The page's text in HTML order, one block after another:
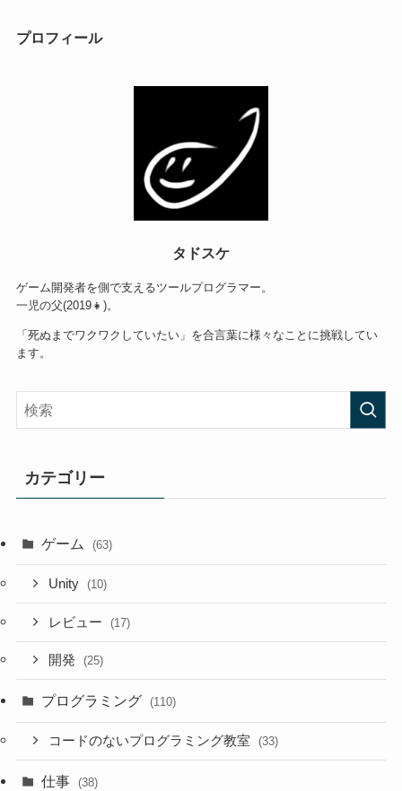
プロフィール
タドスケ
ゲーム開発者を側で支えるツールプログラマー。
一児の父(2019👧)。
「死ぬまでワクワクしていたい」を合言葉に様々なことに挑戦してい
ます。
カテゴリー
ゲーム (63)
Unity (10)
レビュー (17)
開発 (25)
プログラミング (110)
コードのないプログラミング教室 (33)
仕事 (38)